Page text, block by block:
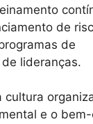
de
de
lideranças.
cultura
e o